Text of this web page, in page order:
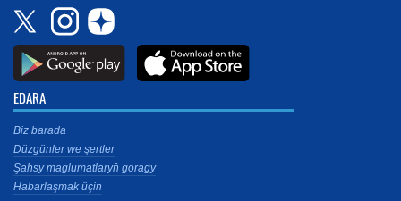
EDARA
Biz barada
Düzgünler we şertler
Şahsy maglumatlaryň goragy
Habarlaşmak üçin